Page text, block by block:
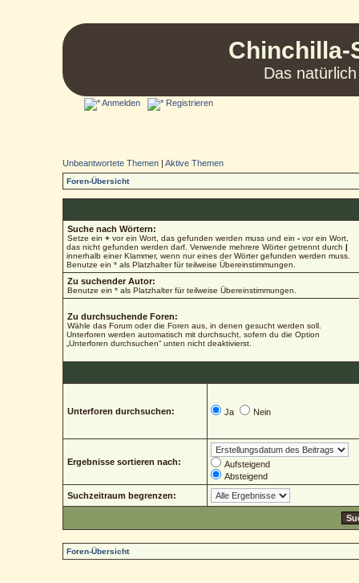
Chinchilla-
Das
Anmelden Registrieren
Unbeantwortete Themen |Aktive Themen
Foren-Übersicht
Suche nach Wörtern:
Setze ein+ vor ein Wort, das gefunden werden muss und ein- vor ein Wort,
das nicht gefunden werden darf. Verwende mehrere Wörter getrennt durch|
innerhalb einer Klammer, wenn nur eines der Wörter gefunden werden muss.
Benutze ein * als Platzhalter für teilweise Übereinstimmungen.
Zu suchender Autor:
Benutze ein * als Platzhalter für teilweise Übereinstimmungen.
Zu durchsuchende Foren:
Wähle das Forum oder die Foren aus, in denen gesucht werden soll.
Unterforen werden automatisch mit durchsucht, sofern du die Option
„Unterforen durchsuchen“ unten nicht deaktivierst.
Unterforen durchsuchen: Ja Nein
Ergebnisse sortieren nach:
Aufsteigend
Absteigend
Suchzeitraum begrenzen:
Foren-Übersicht